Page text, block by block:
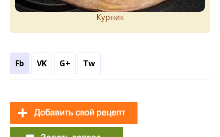
Курник
Fb VK G+ Tw